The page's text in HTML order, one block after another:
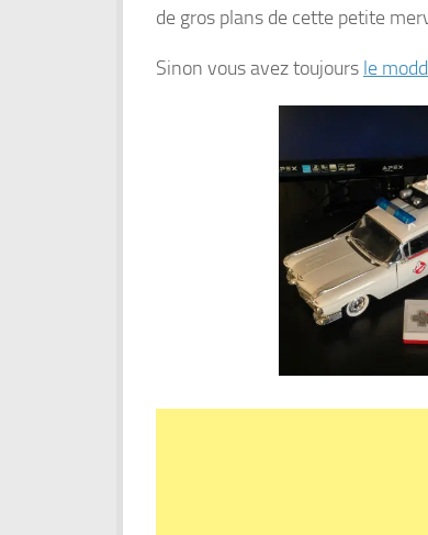
de gros plans de cette petite
Sinon vous avez toujours le